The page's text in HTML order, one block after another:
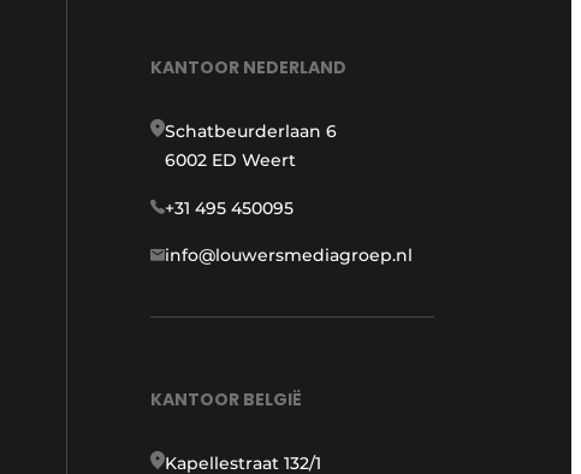
KANTOOR NEDERLAND
Schatbeurderlaan 6
6002 ED Weert
+31 495 450095
info@louwersmediagroep.nl
KANTOOR BELGIË
Kapellestraat 132/1